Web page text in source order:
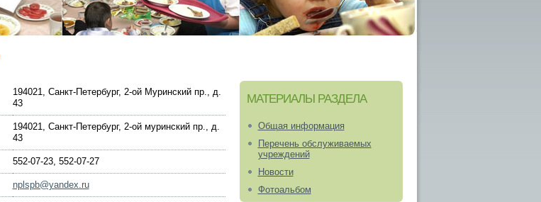
МАТЕРИАЛЫ РАЗДЕЛА
Общая информация
Перечень обслуживаемых
учреждений
Новости
Фотоальбом
194021, Санкт-Петербург, 2-ой Муринский пр., д.
43
194021, Санкт-Петербург, 2-ой муринский пр., д.
43
552-07-23, 552-07-27
nplspb@yandex.ru